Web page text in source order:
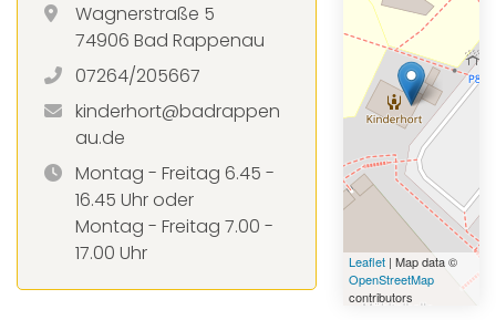
Wagnerstraße 5
74906 Bad Rappenau
07264/205667
kinderhort@badrappen
au.de
Montag - Freitag 6.45 -
16.45 Uhr oder
Montag - Freitag 7.00 -
17.00 Uhr
Leaflet| Map data ©
OpenStreetMap
contributors